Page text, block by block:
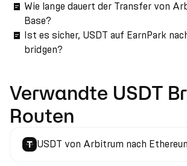
Wie lange dauert der Transfer von
Base?
Ist es sicher, USDT auf EarnPark
bridgen?
Verwandte USDT
Routen
USDT von Arbitrum nach